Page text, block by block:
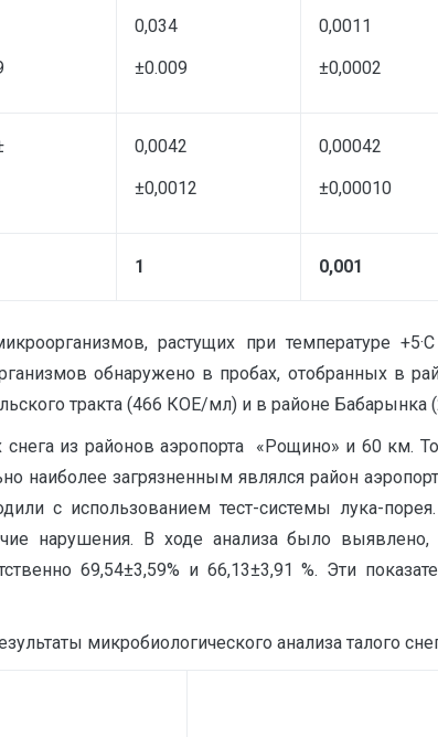
0,034
±0.009
0,0011
±0,0002
0,0042
±0,0012
0,00042
±0,00010
1 0,001
растущих при температуре
обнаружено в пробах, отобранных в
тракта (466 КОЕ/мл) и в районе Бабарынка
из районов аэропорта «Рощино» и 60 км.
наиболее загрязненным являлся район
с использованием тест-системы лука-
нарушения. В ходе анализа было выявлено,
69,54±3,59% и 66,13±3,91 %. Эти
микробиологического анализа талого